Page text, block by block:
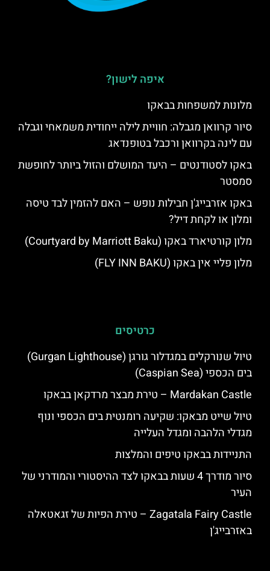
איפה לישון?
מלונות למשפחות בבאקו
סיור קרוואן מגבלה: חוויית לילה ייחודית משמאחי וגבלה
עם לינה בקרוואן ורכבל בטופנדאג
באקו לסטודנטים – היעד המושלם והזול ביותר לחופשת
סמסטר
באקו אזרבייג'ן חבילות נופש – האם להזמין לבד טיסה
ומלון או לקחת דיל?
מלון קורטיארד באקו (Courtyard by Marriott Baku)
מלון פליי אין באקו (FLY INN BAKU)
כרטיסים
טיול שנורקלים במגדלור גורגן (Gurgan Lighthouse)
בים הכספי (Caspian Sea)
Mardakan Castle – טירת מבצר מרדקאן בבאקו
טיול שייט מבאקו: שקיעה רומנטית בים הכספי ונוף
מגדלי הלהבה ומגדל העלייה
התניידות בבאקו טיפים והמלצות
סיור מודרך 4 שעות בבאקו לצד ההיסטורי והמודרני של
העיר
Zagatala Fairy Castle – טירת הפיות של זגאטאלה
באזרבייג'ן